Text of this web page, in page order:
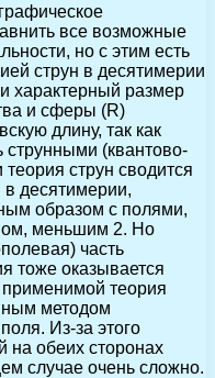
все возможные
но с этим есть
струн в десятимерии
характерный размер
и сферы (R)
длину, так как
струнными (квантово-
струн сводится
в десятимерии,
образом с полями,
меньшим 2. Но
часть
тоже оказывается
применимой теория
методом
Из-за этого
на обеих сторонах
случае очень сложно.